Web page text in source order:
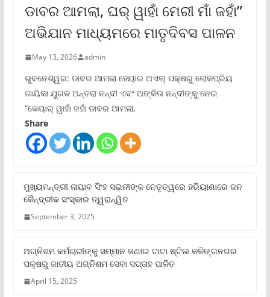
ଡାବର ଆମଲା, ଘର୍ ୱାହାଁ ମେରୀ ମାଁ ଜହାଁ”
ଅଭିଯାନ ମାଧ୍ୟମରେ ମାତୃଦିବସ ପାଳନ
May 13, 2026 admin
ଭୁବନେଶ୍ୱର: ଡାବର ଆମଲା ହେୟାର ଅଏଲ୍ ପକ୍ଷରୁ ଲୋକପ୍ରିୟ
ଗାୟିକା ଯୁଗଳ ଅନ୍ତରା ନନ୍ଦୀ ଏବଂ ଅଙ୍କିତା ନନ୍ଦୀଙ୍କୁ ନେଇ
“କେୟାର୍ ୱାହାଁ ଜହାଁ ଡାବର ଆମଲା,
Share
ମୁଖ୍ୟମନ୍ତ୍ରୀ ନାୟାବ ସିଂହ ସଇନୀଙ୍କ ନେତୃତ୍ୱରେ ହରିୟାଣାରେ ଜନ
କୈନ୍ଦ୍ରୀକ ସଂସ୍କାର ତ୍ୱରାନ୍ୱିତ
September 3, 2025
ଅଗ୍ନିଶମ କର୍ମଚାରୀଙ୍କୁ ସମ୍ମାନ ଜଣାଇ ଟାଟା ଷ୍ଟିଲ କଳିଙ୍ଗନଗର
ପକ୍ଷରୁ ଜାତୀୟ ଅଗ୍ନିଶମ ସେବା ସପ୍ତାହ ପାଳିତ
April 15, 2025